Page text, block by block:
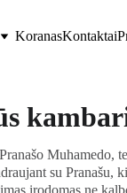
KoranasKontaktai
Muhamedo,
su Pranašu,
įrodomas ne